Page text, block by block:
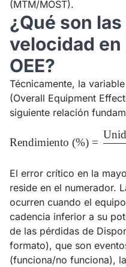
(MTM/MOST).
¿Qué son
velocidad
OEE?
Técnicamente, la variable
(Overall Equipment
siguiente relación
Rendimiento (%) =
El error crítico en la
reside en el numerador.
ocurren cuando el
cadencia inferior a su
de las pérdidas de
formato), que son
(funciona/no funciona),